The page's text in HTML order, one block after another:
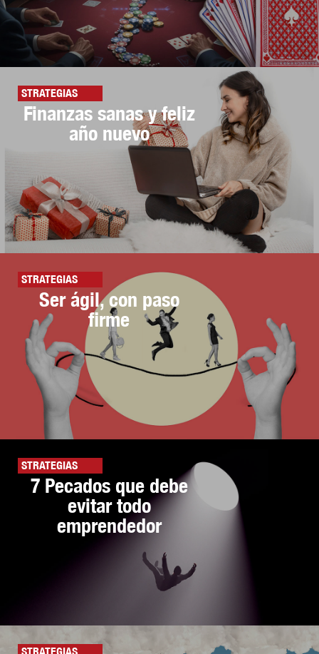
STRATEGIAS
Finanzas sanas y feliz
año nuevo
STRATEGIAS
Ser ágil, con paso
firme
STRATEGIAS
7 Pecados que debe
evitar todo
emprendedor
STRATEGIAS